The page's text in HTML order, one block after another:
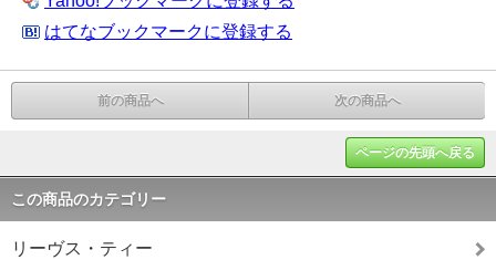
はてなブックマークに登録する
前の商品へ 次の商品へ
ページの先頭へ戻る
この商品のカテゴリー
リーヴス・ティー